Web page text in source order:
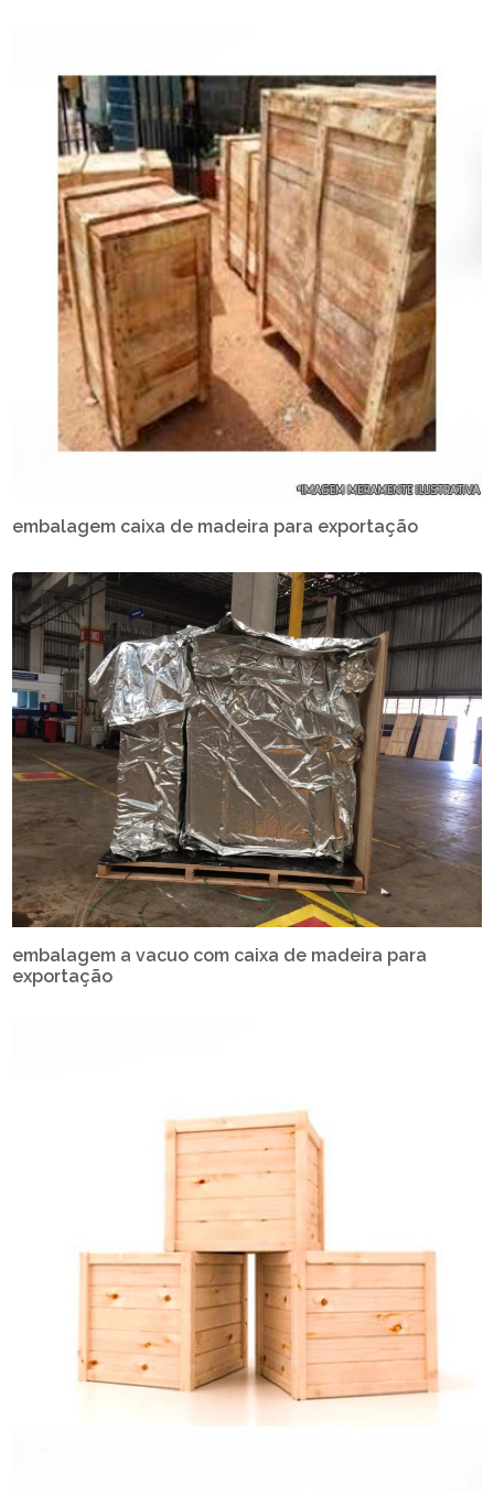
embalagem caixa de madeira para exportação
embalagem a vacuo com caixa de madeira para
exportação